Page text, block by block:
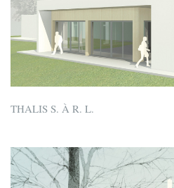
THALIS S. À R. L.